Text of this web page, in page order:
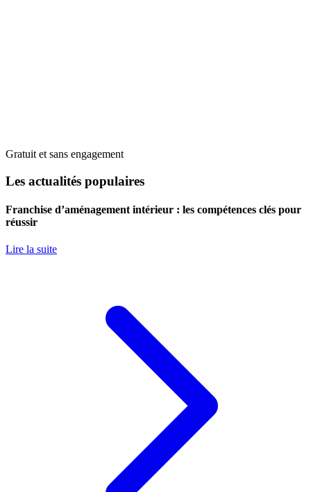
Gratuit et sans engagement
Les actualités populaires
Franchise d’aménagement intérieur : les compétences clés pour
réussir
Lire la suite